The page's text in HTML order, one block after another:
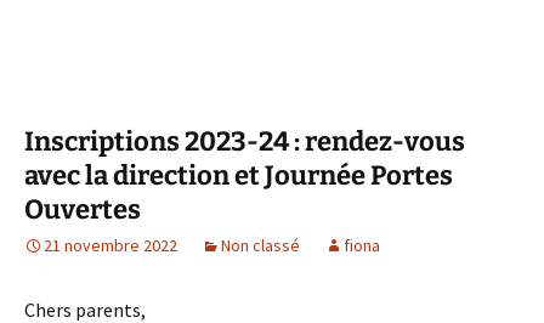
Inscriptions 2023-24 : rendez-vous
avec la direction et Journée Portes
Ouvertes
21 novembre 2022 Non classé fiona
Chers parents,